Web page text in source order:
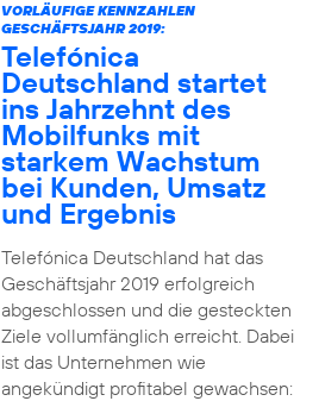
VORLÄUFIGE KENNZAHLEN
GESCHÄFTSJAHR 2019:
Telefónica
Deutschland startet
ins Jahrzehnt des
Mobilfunks mit
starkem Wachstum
bei Kunden, Umsatz
und Ergebnis
Telefónica Deutschland hat das
Geschäftsjahr 2019 erfolgreich
abgeschlossen und die gesteckten
Ziele vollumfänglich erreicht. Dabei
ist das Unternehmen wie
angekündigt profitabel gewachsen: